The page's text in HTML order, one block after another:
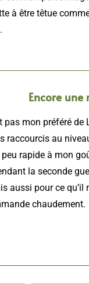
à être têtue
Encore
pas mon préféré
raccourcis au
rapide à mon
la seconde
aussi pour ce
chaudement.